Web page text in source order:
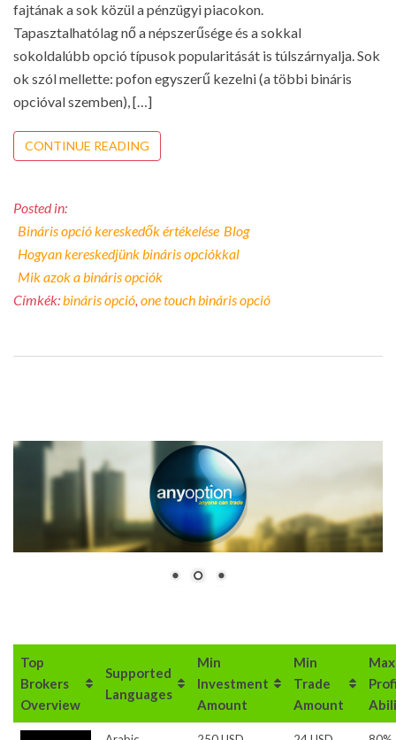
fajtának a sok közül a pénzügyi piacokon.
Tapasztalhatólag nő a népszerűsége és a sokkal
sokoldalúbb opció típusok popularitását is túlszárnyalja. Sok
ok szól mellette: pofon egyszerű kezelni (a többi bináris
opcióval szemben), […]
CONTINUE READING
Posted in:
Bináris opció kereskedők értékelése Blog
Hogyan kereskedjünk bináris opciókkal
Mik azok a bináris opciók
Címkék:bináris opció, one touch bináris opció
Top
Brokers
Overview
Supported
Languages
Min
Investment
Amount
Min
Trade
Amount
Max